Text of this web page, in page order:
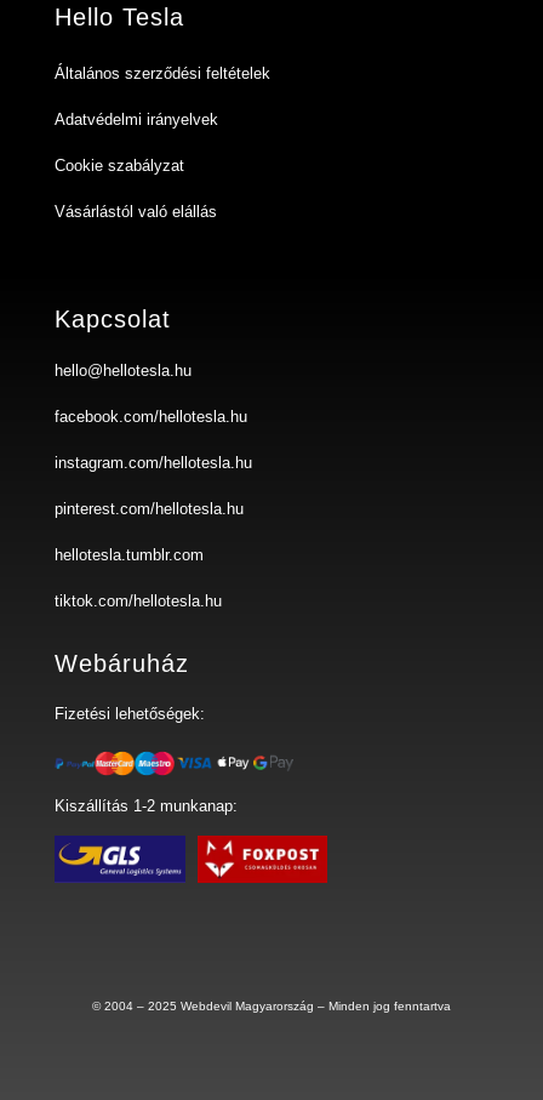
Hello Tesla
Általános szerződési feltételek
Adatvédelmi irányelvek
Cookie szabályzat
Vásárlástól való elállás
Kapcsolat
hello@hellotesla.hu
facebook.com/hellotesla.hu
instagram.com/hellotesla.hu
pinterest.com/hellotesla.hu
hellotesla.tumblr.com
tiktok.com/hellotesla.hu
Webáruház
Fizetési lehetőségek:
Kiszállítás 1-2 munkanap:
© 2004 – 2025 Webdevil Magyarország – Minden jog fenntartva